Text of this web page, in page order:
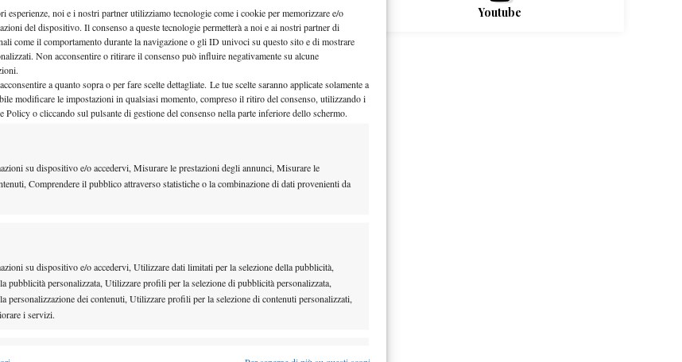
esperienze, noi e i nostri partner utilizziamo tecnologie come i cookie per memorizzare e/o
del dispositivo. Il consenso a queste tecnologie permetterà a noi e ai nostri partner di
come il comportamento durante la navigazione o gli ID univoci su questo sito e di mostrare
Non acconsentire o ritirare il consenso può influire negativamente su alcune
a quanto sopra o per fare scelte dettagliate. Le tue scelte saranno applicate solamente a
modificare le impostazioni in qualsiasi momento, compreso il ritiro del consenso, utilizzando i
Policy o cliccando sul pulsante di gestione del consenso nella parte inferiore dello schermo.
su dispositivo e/o accedervi, Misurare le prestazioni degli annunci, Misurare le
Comprendere il pubblico attraverso statistiche o la combinazione di dati provenienti da
su dispositivo e/o accedervi, Utilizzare dati limitati per la selezione della pubblicità,
pubblicità personalizzata, Utilizzare profili per la selezione di pubblicità personalizzata,
personalizzazione dei contenuti, Utilizzare profili per la selezione di contenuti personalizzati,
i servizi.
Non nasconde il proprio
provi a migliorare, ma quandoi
la costanza mantenuta nelle ultime
contro Nadal, Djokovic, due volte contro
in quest’ottica”.
Youtube